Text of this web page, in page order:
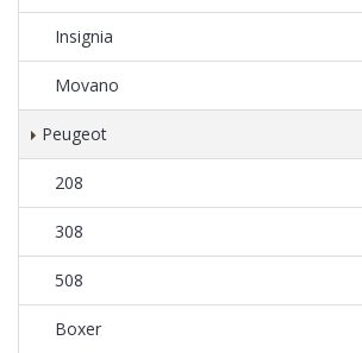
Insignia
Movano
Peugeot
208
308
508
Boxer